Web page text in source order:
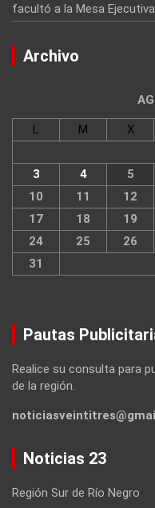
facultó a la Mesa
Archivo
L M X
3
4 5
10
11 12
17
18 19
24
25 26
31
Pautas
Realice su consulta para
de la región.
Noticias 23
Región Sur de Río Negro